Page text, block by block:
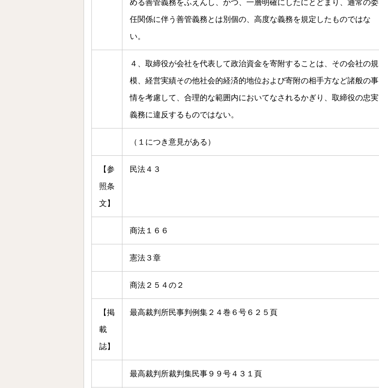
める善管義務をふえんし、かつ、一層明確にしたにとどまり、通常の委
任関係に伴う善管義務とは別個の、高度な義務を規定したものではな
い。
４、取締役が会社を代表して政治資金を寄附することは、その会社の規
模、経営実績その他社会的経済的地位および寄附の相手方など諸般の事
情を考慮して、合理的な範囲内においてなされるかぎり、取締役の忠実
義務に違反するものではない。
（１につき意見がある）
【参
照条
文】
民法４３
商法１６６
憲法３章
商法２５４の２
【掲
載
誌】
最高裁判所民事判例集２４巻６号６２５頁
最高裁判所裁判集民事９９号４３１頁